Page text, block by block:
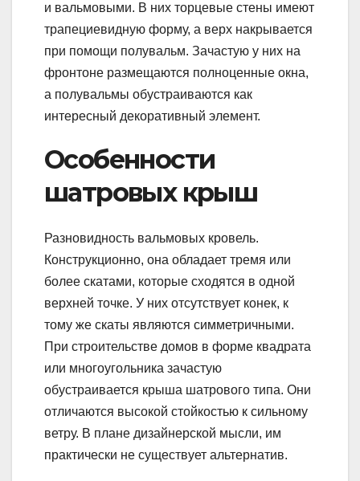
и вальмовыми. В них торцевые стены имеют
трапециевидную форму, а верх накрывается
при помощи полувальм. Зачастую у них на
фронтоне размещаются полноценные окна,
а полувальмы обустраиваются как
интересный декоративный элемент.
Особенности
шатровых крыш
Разновидность вальмовых кровель.
Конструкционно, она обладает тремя или
более скатами, которые сходятся в одной
верхней точке. У них отсутствует конек, к
тому же скаты являются симметричными.
При строительстве домов в форме квадрата
или многоугольника зачастую
обустраивается крыша шатрового типа. Они
отличаются высокой стойкостью к сильному
ветру. В плане дизайнерской мысли, им
практически не существует альтернатив.